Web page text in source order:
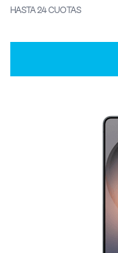
HASTA 24 CUOTAS